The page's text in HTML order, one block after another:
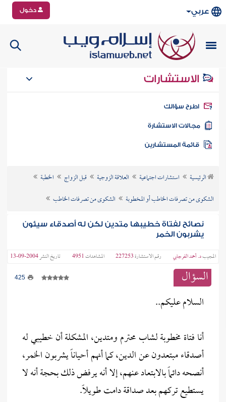
عربي دخول
الاستشارات
سؤالك
الاستشارة
الرئيسية استشارات اجتماعية العلاقة الزوجية قبل الزواج
الخطبة
الشكوى من تصرفات الخاطب أو المخطوبة
الشكوى من تصرفات الخاطب
نصائح لفتاة خطيبها متدين لكن له أصدقاء سيئون
يشربون الخمر
المجيبد. أحمد الفرجابي رقم الاستشارة227253 المشاهدات4951 تاريخ النشر2004-09-13
السؤال 425
السلام عليكم..
أنا فتاة مخطوبة لشاب محترم ومتدين، المشكلة أن خطيبي له
أصدقاء مبتعدون عن الدين، كما أنهم أحياناً يشربون الخمر،
أنصحه دائماً بالابتعاد عنهم، إلا أنه يرفض ذلك بحجة أنه لا
يستطيع تركهم بعد صداقة دامت طويلاً.